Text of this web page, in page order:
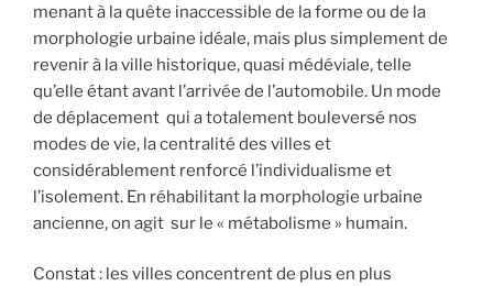
menant à la quête inaccessible de la forme ou de la
morphologie urbaine idéale, mais plus simplement de
revenir à la ville historique, quasi médéviale, telle
qu’elle étant avant l’arrivée de l’automobile. Un mode
de déplacement qui a totalement bouleversé nos
modes de vie, la centralité des villes et
considérablement renforcé l’individualisme et
l’isolement. En réhabilitant la morphologie urbaine
ancienne, on agit sur le « métabolisme » humain.
Constat : les villes concentrent de plus en plus